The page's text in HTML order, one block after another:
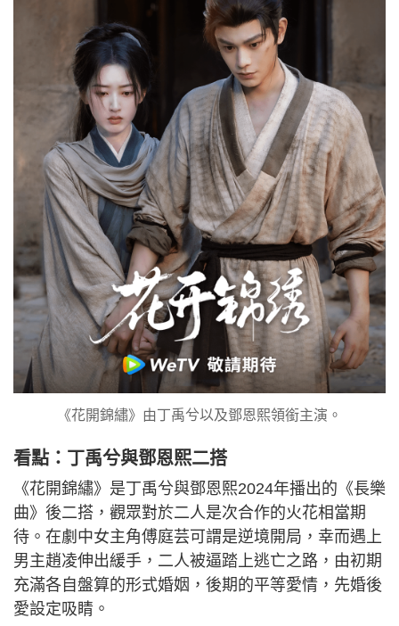
《花開錦繡》由丁禹兮以及鄧恩熙領銜主演。
看點：丁禹兮與鄧恩熙二搭
《花開錦繡》是丁禹兮與鄧恩熙2024年播出的《長樂
曲》後二搭，觀眾對於二人是次合作的火花相當期
待。在劇中女主角傅庭芸可謂是逆境開局，幸而遇上
男主趙凌伸出緩手，二人被逼踏上逃亡之路，由初期
充滿各自盤算的形式婚姻，後期的平等愛情，先婚後
愛設定吸睛。